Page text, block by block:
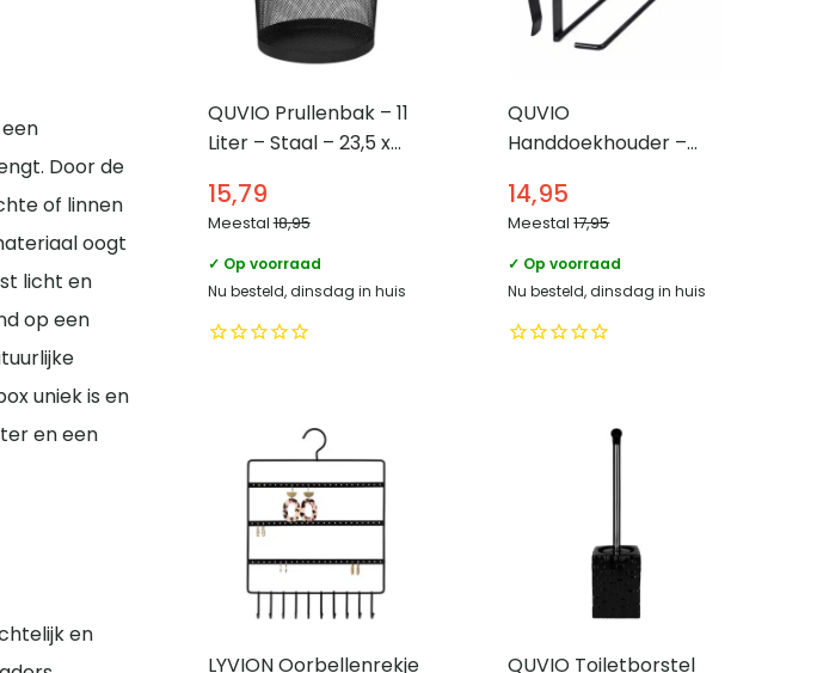
Door de
of linnen
oogt
licht en
op een
uniek is en
en een
en
QUVIO Prullenbak – 11
Liter – Staal – 23,5 x
15,79
Meestal18,95
✓ Op voorraad
Nu besteld, dinsdag in huis
QUVIO
Handdoekhouder –
6,7 cm
14,95
Meestal17,95
✓ Op voorraad
Nu besteld, dinsdag in huis
LYVION Oorbellenrekje
QUVIO Toiletborstel